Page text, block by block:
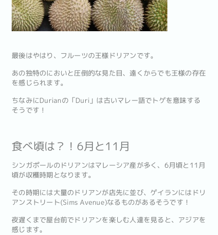
最後はやはり、フルーツの王様ドリアンです。
あの独特のにおいと圧倒的な見た目、遠くからでも王様の存在
を感じられます。
ちなみにDurianの「Duri」は古いマレー語でトゲを意味する
そうです！
食べ頃は？！6月と11月
シンガポールのドリアンはマレーシア産が多く、6月頃と11月
頃が収穫時期となります。
その時期には大量のドリアンが店先に並び、ゲイランにはドリ
アンストリート(Sims Avenue)なるものがあるそうです！
夜遅くまで屋台前でドリアンを楽しむ人達を見ると、アジアを
感じます。